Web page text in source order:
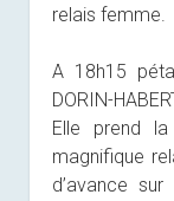
relais femme.
A 18h15
DORIN-
Elle prend
magnifique
d’avance